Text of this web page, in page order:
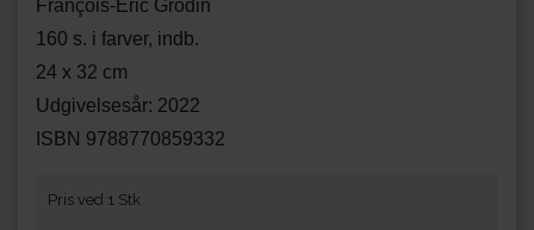
François-Eric Grodin
160 s. i farver, indb.
24 x 32 cm
​​​​​​​Udgivelsesår: 2022
ISBN 9788770859332
Pris ved 1 Stk